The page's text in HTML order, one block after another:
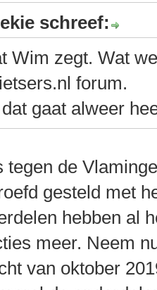
schreef:
Wim zegt. Wat
forum.
gaat alweer
tegen de
gesteld met
hebben al
meer. Neem
van oktober